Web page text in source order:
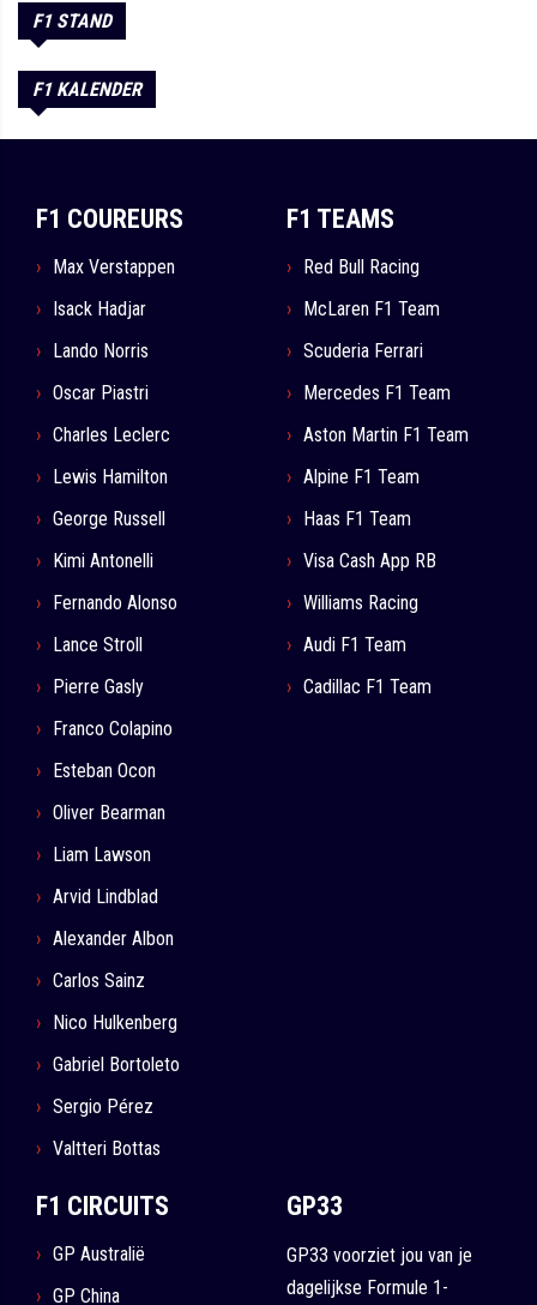
F1 STAND
F1 KALENDER
F1 COUREURS
Max Verstappen
Isack Hadjar
Lando Norris
Oscar Piastri
Charles Leclerc
Lewis Hamilton
George Russell
Kimi Antonelli
Fernando Alonso
Lance Stroll
Pierre Gasly
Franco Colapino
Esteban Ocon
Oliver Bearman
Liam Lawson
Arvid Lindblad
Alexander Albon
Carlos Sainz
Nico Hulkenberg
Gabriel Bortoleto
Sergio Pérez
Valtteri Bottas
F1 TEAMS
Red Bull Racing
McLaren F1 Team
Scuderia Ferrari
Mercedes F1 Team
Aston Martin F1 Team
Alpine F1 Team
Haas F1 Team
Visa Cash App RB
Williams Racing
Audi F1 Team
Cadillac F1 Team
F1 CIRCUITS
GP Australië
GP China
GP33
GP33 voorziet jou van je
dagelijkse Formule 1-